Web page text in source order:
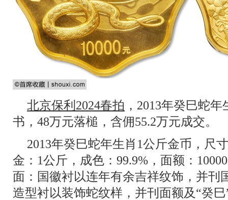
北京保利2024春拍 ，2013年癸巳蛇
书，48万元落槌，含佣55.2万元成交。
2013年癸巳蛇年生肖1公斤金币，尺
金：1公斤，成色：99.9%，面额：
面：国徽衬以连年有余吉祥纹饰，并刊
造型衬以装饰蛇纹样，并刊面额及“癸